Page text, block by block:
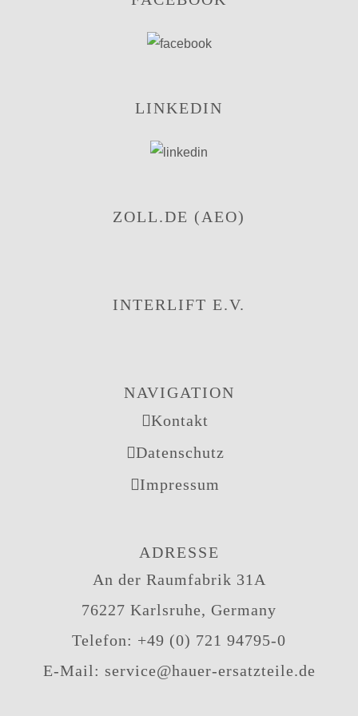
LINKEDIN
ZOLL.DE (AEO)
INTERLIFT E.V.
NAVIGATION
Kontakt
Datenschutz
Impressum
ADRESSE
An der Raumfabrik 31A
76227 Karlsruhe, Germany
Telefon: +49 (0) 721 94795-0
E-Mail: service@hauer-ersatzteile.de